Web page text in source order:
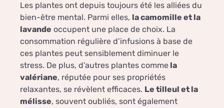
Les plantes ont depuis toujours été les alliées du
bien-être mental. Parmi elles, la camomille et la
lavande occupent une place de choix. La
consommation régulière d’infusions à base de
ces plantes peut sensiblement diminuer le
stress. De plus, d’autres plantes comme la
valériane, réputée pour ses propriétés
relaxantes, se révèlent efficaces. Le tilleul et la
mélisse, souvent oubliés, sont également